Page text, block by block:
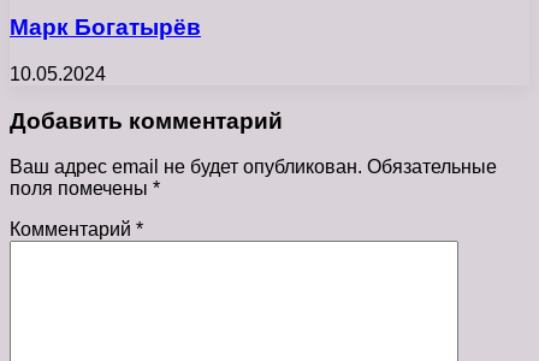
Марк Богатырёв
10.05.2024
Добавить комментарий
Ваш адрес email не будет опубликован. Обязательные
поля помечены *
Комментарий *